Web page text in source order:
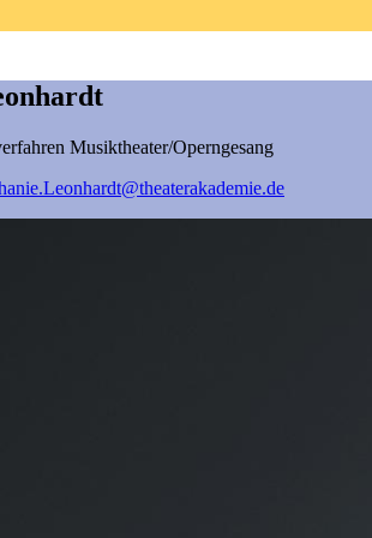
Musiktheater/Operngesang